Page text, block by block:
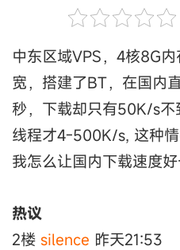
中东区域VPS，4核8G
宽，搭建了BT，在国内
秒，下载却只有50K/s
线程才4-500K/s, 这种
我怎么让国内下载速度好
热议
2楼 silence 昨天21:53